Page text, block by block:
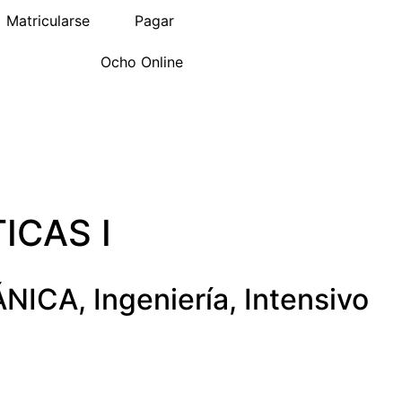
Matricularse Pagar
Ocho Online
I
, Ingeniería, Intensivo